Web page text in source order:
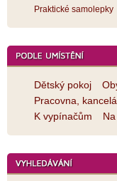
Praktické samolepky
Dětský pokoj
Pracovna,
K vypínačům